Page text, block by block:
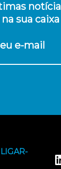
sua
e-mail